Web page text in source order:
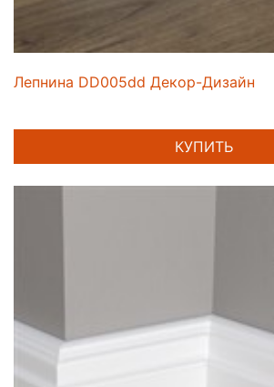
Лепнина DD005dd Декор-Дизайн
КУПИТЬ